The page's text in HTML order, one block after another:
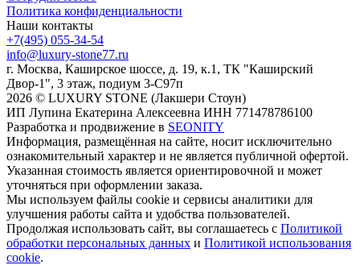
Политика конфиденциальности
Наши контакты
+7(495) 055-34-54
info@luxury-stone77.ru
г. Москва, Каширское шоссе, д. 19, к.1, ТК "Каширский
Двор-1", 3 этаж, подиум 3-С97п
2026 © LUXURY STONE (Лакшери Стоун)
ИП Лупина Екатерина Алексеевна ИНН 771478786100
Разработка и продвижение в SEONITY
Информация, размещённая на сайте, носит исключительно
ознакомительный характер и не является публичной офертой.
Указанная стоимость является ориентировочной и может
уточняться при оформлении заказа.
Мы используем файлы cookie и сервисы аналитики для
улучшения работы сайта и удобства пользователей.
Продолжая использовать сайт, вы соглашаетесь с Политикой
обработки персональных данных и Политикой использования
cookie.